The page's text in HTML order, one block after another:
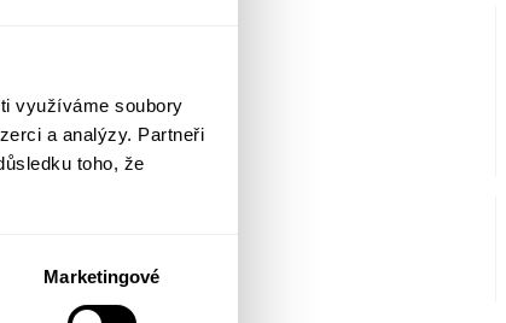
využíváme soubory
a analýzy. Partneři
toho, že
Marketingové